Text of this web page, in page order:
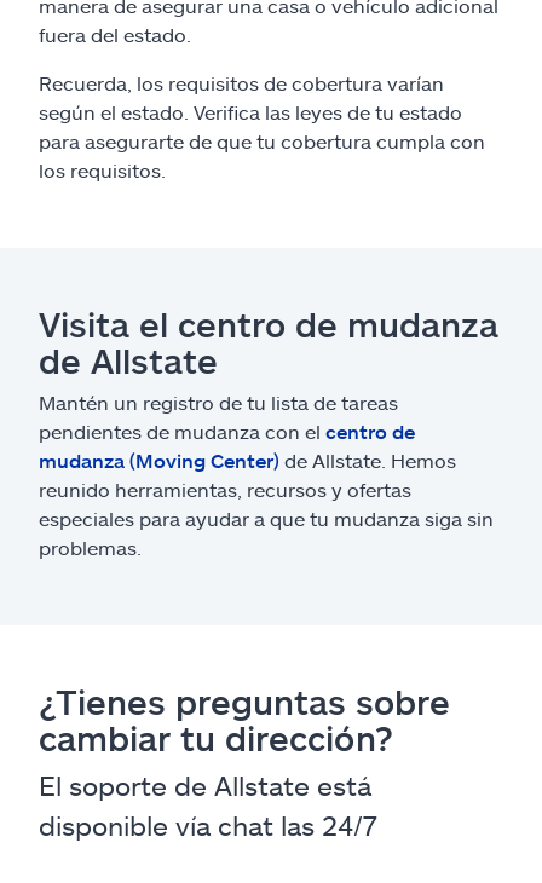
manera de asegurar una casa o vehículo adicional
fuera del estado.
Recuerda, los requisitos de cobertura varían
según el estado. Verifica las leyes de tu estado
para asegurarte de que tu cobertura cumpla con
los requisitos.
Visita el centro de mudanza
de Allstate
Mantén un registro de tu lista de tareas
pendientes de mudanza con el centro de
mudanza (Moving Center) de Allstate. Hemos
reunido herramientas, recursos y ofertas
especiales para ayudar a que tu mudanza siga sin
problemas.
¿Tienes preguntas sobre
cambiar tu dirección?
El soporte de Allstate está
disponible vía chat las 24/7